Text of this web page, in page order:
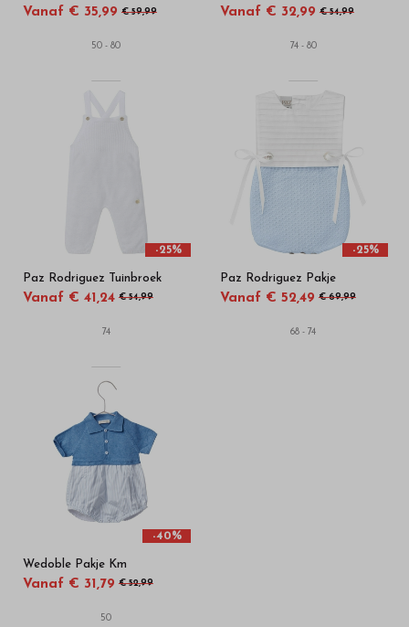
Vanaf € 35,99 € 59,99
50 - 80
Vanaf € 32,99 € 54,99
74 - 80
-25%
Paz Rodriguez Tuinbroek
Vanaf € 41,24 € 54,99
74
-25%
Paz Rodriguez Pakje
Vanaf € 52,49 € 69,99
68 - 74
-40%
Wedoble Pakje Km
Vanaf € 31,79 € 52,99
50